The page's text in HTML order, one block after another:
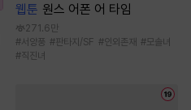
웹툰 원스 어폰 어 타임
271.6만
#서양풍 #판타지/SF #인외존재 #모솔녀
#직진녀